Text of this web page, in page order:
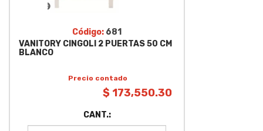
Código: 681
VANITORY CINGOLI 2 PUERTAS 50 CM
BLANCO
Precio contado
$ 173,550.30
CANT.: